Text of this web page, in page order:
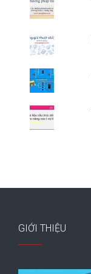
GIỚI THIỆU